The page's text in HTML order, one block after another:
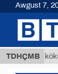
TDHÇMB
köküniň
Awgust 7,